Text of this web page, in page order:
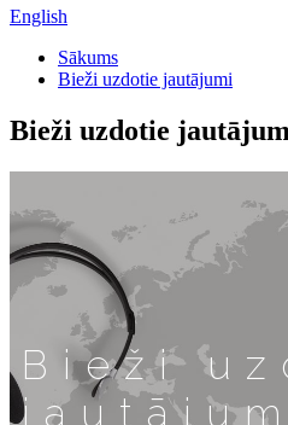
English
Sākums
Bieži uzdotie jautājumi
Bieži uzdotie
Bieži